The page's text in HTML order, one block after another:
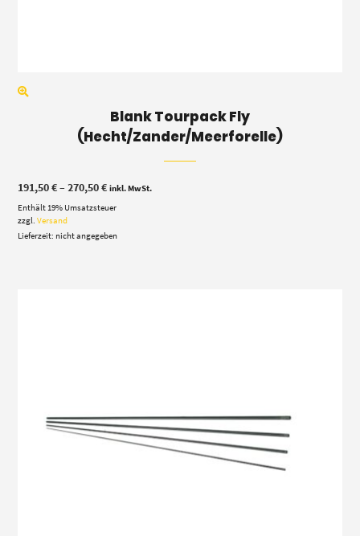
Blank Tourpack Fly
(Hecht/Zander/Meerforelle)
191,50€–270,50€Preisspanne:
bis
inkl. MwSt.
Enthält 19% Umsatzsteuer
zzgl.Versand
Lieferzeit: nicht angegeben